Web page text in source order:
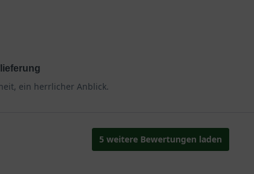
ein herrlicher Anblick.
5 weitere Bewertungen laden